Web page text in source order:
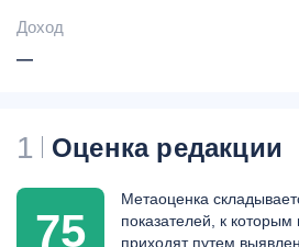
Доход
—
1 Оценка редакции
75
Метаоценка
показателей, к
приходят путем